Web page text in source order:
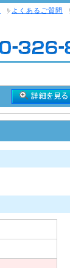
よくあるご質問